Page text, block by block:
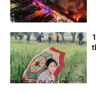
Thời sự
06/08/26, 12:30
Thế giới
06/08/26, 08:27